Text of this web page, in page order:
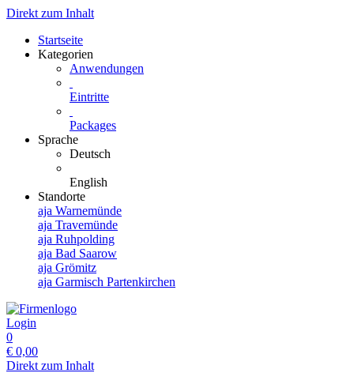
Direkt zum Inhalt
Startseite
Kategorien
Anwendungen
Eintritte
Packages
Sprache
Deutsch
English
Standorte
aja Warnemünde
aja Travemünde
aja Ruhpolding
aja Bad Saarow
aja Grömitz
aja Garmisch Partenkirchen
Login
0
€ 0,00
Direkt zum Inhalt